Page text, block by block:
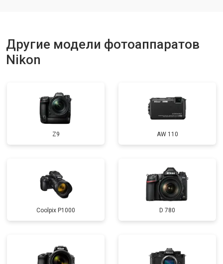
Другие модели фотоаппаратов
Nikon
Z9 AW 110
Coolpix P1000 D 780